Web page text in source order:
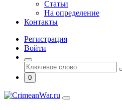
Статьи
На определение
Контакты
Регистрация
Войти
0